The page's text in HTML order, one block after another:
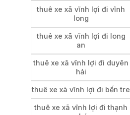
thuê xe xã vĩnh lợi đi vĩnh
long
thuê xe xã vĩnh lợi đi long
an
thuê xe xã vĩnh lợi đi duyên
hải
thuê xe xã vĩnh lợi đi bến tre
thuê xe xã vĩnh lợi đi thạnh